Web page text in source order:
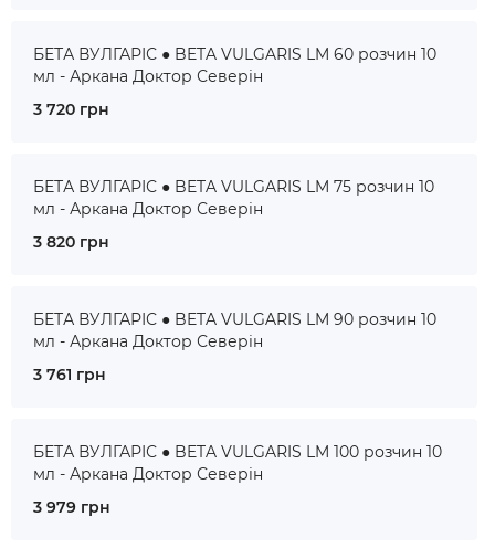
БЕТА ВУЛГАРІС ● BETA VULGARIS LM 60 розчин 10
мл - Аркана Доктор Северін
3 720 грн
БЕТА ВУЛГАРІС ● BETA VULGARIS LM 75 розчин 10
мл - Аркана Доктор Северін
3 820 грн
БЕТА ВУЛГАРІС ● BETA VULGARIS LM 90 розчин 10
мл - Аркана Доктор Северін
3 761 грн
БЕТА ВУЛГАРІС ● BETA VULGARIS LM 100 розчин 10
мл - Аркана Доктор Северін
3 979 грн